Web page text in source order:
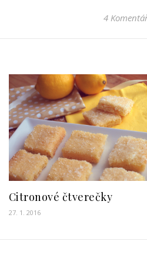
4
Citronové čtverečky
27. 1. 2016